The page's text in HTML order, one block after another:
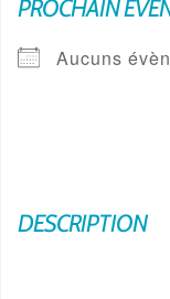
PROCHAIN
Aucuns
DESCRIPTION